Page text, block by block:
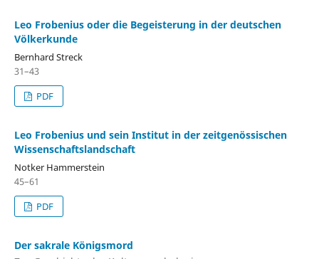
Leo Frobenius oder die Begeisterung in der deutschen
Völkerkunde
Bernhard Streck
31–43
PDF
Leo Frobenius und sein Institut in der zeitgenössischen
Wissenschaftslandschaft
Notker Hammerstein
45–61
PDF
Der sakrale Königsmord